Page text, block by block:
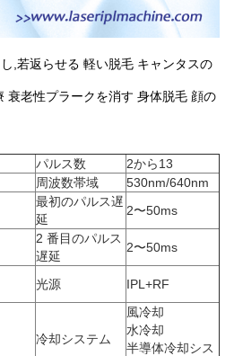
,若返らせる 軽い脱毛 キャンタスの
衰老性プラークを消す 身体脱毛 顔の
パルス数
2から13
周波数帯域
530nm/640nm
最初のパルス遅
延
2〜50ms
2 番目のパルス
遅延
2〜50ms
光源 IPL+RF
冷却システム
風冷却
水冷却
半導体冷却シス